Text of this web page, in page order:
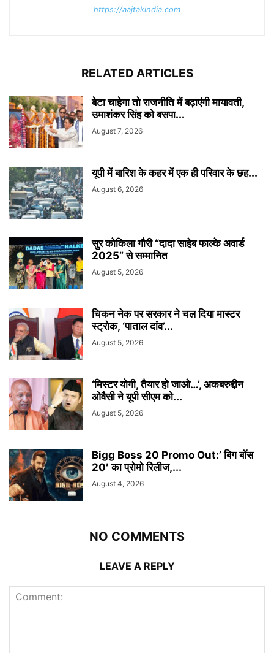
https://aajtakindia.com
RELATED ARTICLES
बेटा चाहेगा तो राजनीति में बढ़ाएंगी मायावती,
उमाशंकर सिंह को बसपा...
August 7, 2026
यूपी में बारिश के कहर में एक ही परिवार के छह...
August 6, 2026
सुर कोकिला गौरी “दादा साहेब फाल्के अवार्ड
2025” से सम्मानित
August 5, 2026
चिकन नेक पर सरकार ने चल दिया मास्टर
स्ट्रोक, ‘पाताल दांव’...
August 5, 2026
‘मिस्टर योगी, तैयार हो जाओ…’, अकबरुद्दीन
ओवैसी ने यूपी सीएम को...
August 5, 2026
Bigg Boss 20 Promo Out:’ बिग बॉस
20′ का प्रोमो रिलीज,...
August 4, 2026
NO COMMENTS
LEAVE A REPLY